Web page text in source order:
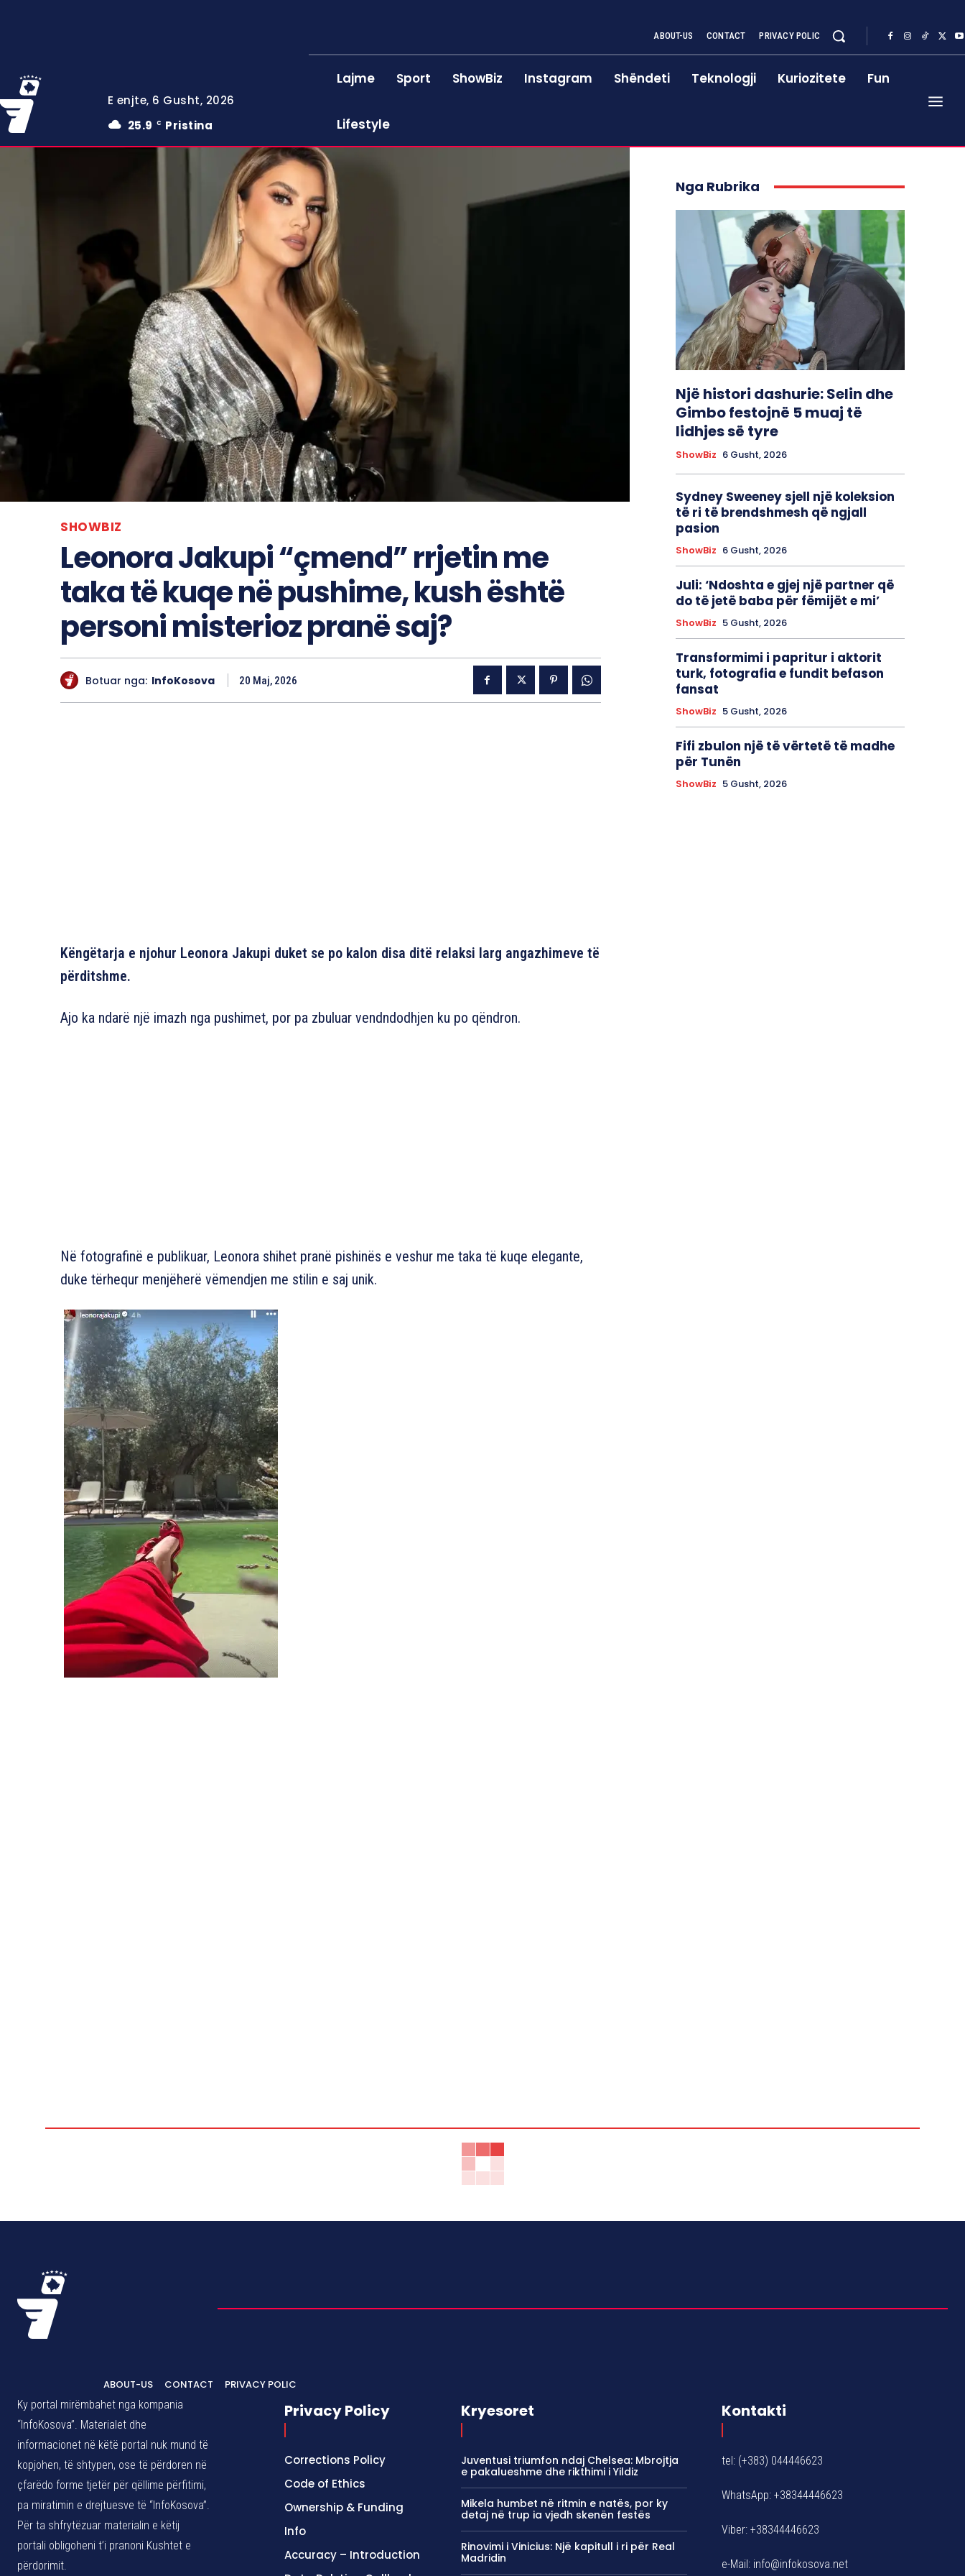
E enjte, 6 Gusht, 2026
25.9
C Pristina
ABOUT-US CONTACT PRIVACY POLIC
Lajme Sport ShowBiz Instagram Shëndeti Teknologji Kuriozitete Fun
Lifestyle
SHOWBIZ
Leonora Jakupi “çmend” rrjetin me
taka të kuqe në pushime, kush është
personi misterioz pranë saj?
Botuar nga: InfoKosova 20 Maj, 2026
Këngëtarja e njohur Leonora Jakupi duket se po kalon disa ditë relaksi larg angazhimeve të
përditshme.
Ajo ka ndarë një imazh nga pushimet, por pa zbuluar vendndodhjen ku po qëndron.
Në fotografinë e publikuar, Leonora shihet pranë pishinës e veshur me taka të kuqe elegante,
duke tërhequr menjëherë vëmendjen me stilin e saj unik.
Nga Rubrika
Një histori dashurie: Selin dhe
Gimbo festojnë 5 muaj të
lidhjes së tyre
ShowBiz 6 Gusht, 2026
Sydney Sweeney sjell një koleksion
të ri të brendshmesh që ngjall
pasion
ShowBiz 6 Gusht, 2026
Juli: ‘Ndoshta e gjej një partner që
do të jetë baba për fëmijët e mi’
ShowBiz 5 Gusht, 2026
Transformimi i papritur i aktorit
turk, fotografia e fundit befason
fansat
ShowBiz 5 Gusht, 2026
Fifi zbulon një të vërtetë të madhe
për Tunën
ShowBiz 5 Gusht, 2026
ABOUT-US CONTACT
PRIVACY POLIC
Ky portal mirëmbahet nga kompania
“InfoKosova”. Materialet dhe
informacionet në këtë portal nuk mund të
kopjohen, të shtypen, ose të përdoren në
çfarëdo forme tjetër për qëllime përfitimi,
pa miratimin e drejtuesve të “InfoKosova”.
Për ta shfrytëzuar materialin e këtij
portali obligoheni t’i pranoni Kushtet e
përdorimit.
Privacy Policy
Corrections Policy
Code of Ethics
Ownership & Funding
Info
Accuracy – Introduction
Kryesoret
Juventusi triumfon ndaj Chelsea: Mbrojtja
e pakalueshme dhe rikthimi i Yildiz
Mikela humbet në ritmin e natës, por ky
detaj në trup ia vjedh skenën festës
Rinovimi i Vinicius: Një kapitull i ri për Real
Madridin
Kontakti
tel: (+383) 044446623
WhatsApp: +38344446623
Viber: +38344446623
e-Mail: info@infokosova.net